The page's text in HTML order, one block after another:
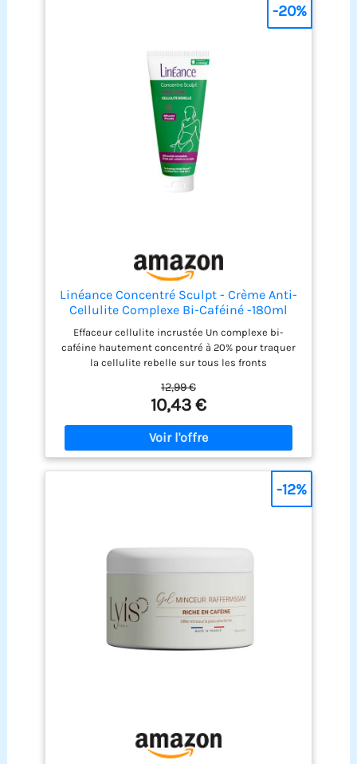
Linéance Concentré Sculpt - Crème Anti-
Cellulite Complexe Bi-Caféiné -180ml
Effaceur cellulite incrustée Un complexe bi-
caféine hautement concentré à 20% pour traquer
la cellulite rebelle sur tous les fronts
puissant catalyseur sur les mécanismes naturels
de déstockage de la cellulite, en favorisant la
lipolyse (déstockage des graisses) Efficacite
prouvee sur 14 jours sur cellulite incrustée et
rebelle Capitons rebelles effacés: 92%, relief
cutané lissé: 95%, peau visiblement plus ferme:
12,99 €
10,43 €
-20%
-12%